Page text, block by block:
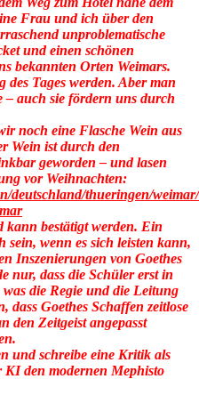
Frau und ich über den
unproblematische
und einen schönen
bekannten Orten Weimars.
des Tages werden. Aber man
– auch sie fördern uns durch
noch eine Flasche Wein aus
Wein ist durch den
geworden – und lasen
vor Weihnachten:
deutschland/thueringen/
bestätigt werden. Ein
sein, wenn es sich leisten kann,
Inszenierungen von Goethes
nur, dass die Schüler erst in
die Regie und die Leitung
dass Goethes Schaffen zeitlose
den Zeitgeist angepasst
und schreibe eine Kritik als
den modernen Mephisto